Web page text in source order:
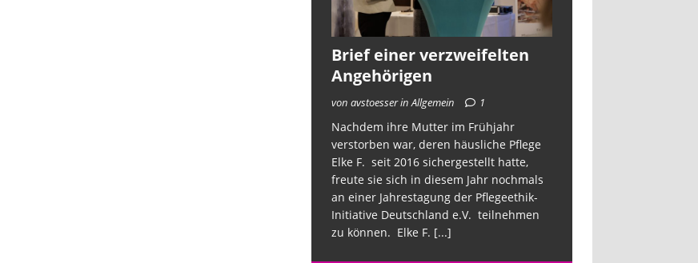
Brief einer verzweifelten
Angehörigen
von avstoesser in Allgemein 1
Nachdem ihre Mutter im Frühjahr
verstorben war, deren häusliche Pflege
Elke F. seit 2016 sichergestellt hatte,
freute sie sich in diesem Jahr nochmals
an einer Jahrestagung der Pflegeethik-
Initiative Deutschland e.V. teilnehmen
zu können. Elke F. [...]